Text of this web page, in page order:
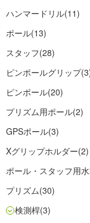
ハンマードリル(11)
ポール(13)
スタッフ(28)
ピンポールグリップ
ピンポール(20)
プリズム用ポール(2)
GPSポール(3)
Xグリップホルダー(2)
ポール・スタッフ用
プリズム(30)
検測桿(3)